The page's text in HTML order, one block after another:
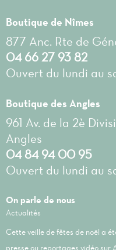
Boutique de Nîmes
877 Anc. Rte de
04 66 27 93 82
Ouvert du lundi au
Boutique des Angles
961 Av. de la 2è
Angles
04 84 94 00 95
Ouvert du lundi au
On parle de nous
Actualités
Cette veille de fêtes de noël a